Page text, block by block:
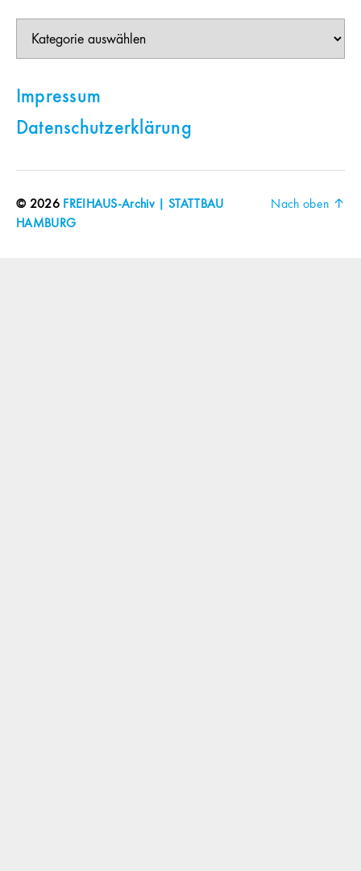
Impressum
Datenschutzerklärung
© 2026 FREIHAUS-Archiv | STATTBAU
HAMBURG
Nach oben ↑